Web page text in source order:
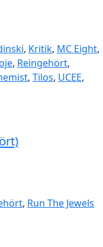
, Kritik, MC Eight,
, Reingehört,
, Tilos, UCEE,
, Run The Jewels